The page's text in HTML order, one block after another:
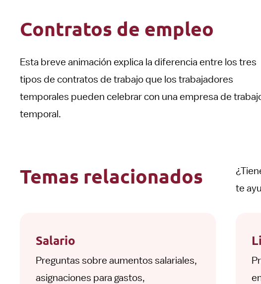
Contratos de empleo
Esta breve animación explica la diferencia entre los tres
tipos de contratos de trabajo que los trabajadores
temporales pueden celebrar con una empresa de
temporal.
Temas relacionados
te
Salario
Preguntas sobre aumentos salariales,
asignaciones para gastos,